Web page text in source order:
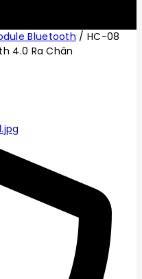
Bluetooth / HC-08
4.0 Ra Chân